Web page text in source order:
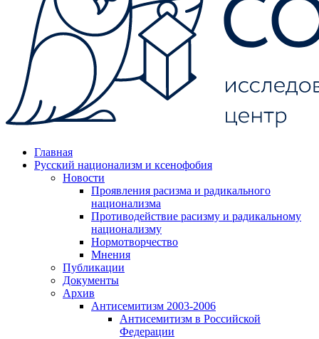
Главная
Русский национализм и ксенофобия
Новости
Проявления расизма и радикального
национализма
Противодействие расизму и радикальному
национализму
Нормотворчество
Мнения
Публикации
Документы
Архив
Антисемитизм 2003-2006
Антисемитизм в Российской
Федерации